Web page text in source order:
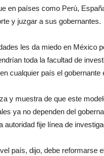
en países como Perú,
y juzgar a sus gobernantes.
les da miedo en México
toda la facultad de
cualquier país el gobernante
y muestra de que este
ya no dependen del
autoridad fije línea de
país, dijo, debe reformarse